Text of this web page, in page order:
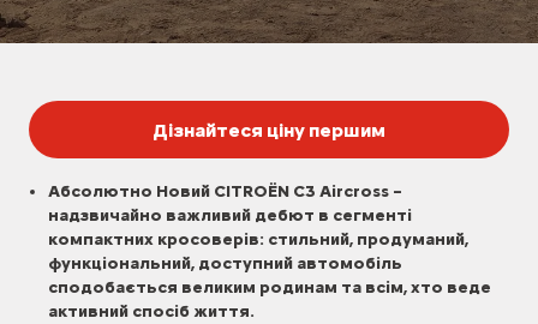
Дізнайтеся ціну першим
Абсолютно Новий CITROЁN C3 Aircross –
надзвичайно важливий дебют в сегменті
компактних кросоверів: стильний, продуманий,
функціональний, доступний автомобіль
сподобається великим родинам та всім, хто веде
активний спосіб життя.